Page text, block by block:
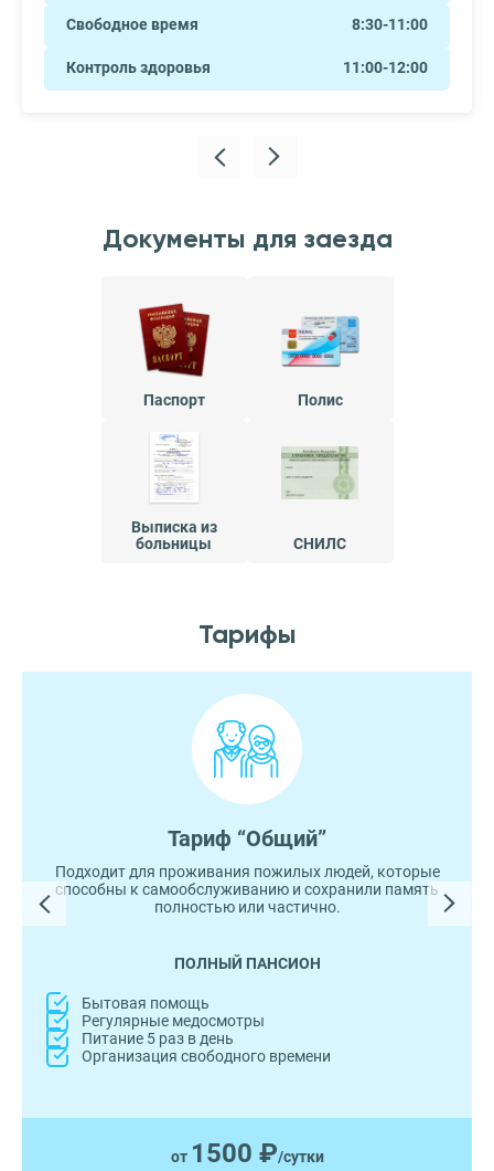
Свободное время 8:30-11:00
Контроль здоровья 11:00-12:00
Документы для заезда
Паспорт Полис
Выписка из
больницы
СНИЛС
Тарифы
Тариф “Общий”
Подходит для проживания пожилых людей, которые
способны к самообслуживанию и сохранили память
полностью или частично.
ПОЛНЫЙ ПАНСИОН
Бытовая помощь
Регулярные медосмотры
Питание 5 раз в день
Организация свободного времени
от 1500 ₽/сутки